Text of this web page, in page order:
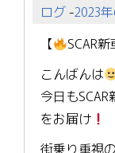
ログ-2023
【
SCAR
こんばんは
今日も
をお届け
街乗り重視